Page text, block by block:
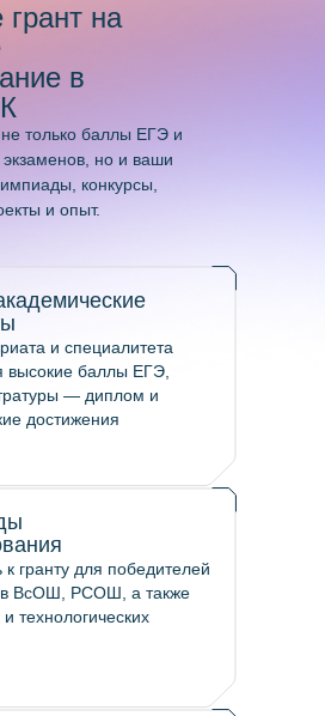
и специалитета
высокие баллы ЕГЭ,
— диплом и
достижения
гранту для победителей
ВсОШ, РСОШ, а также
технологических
грант на
в
только баллы ЕГЭ и
но и ваши
конкурсы,
и опыт.